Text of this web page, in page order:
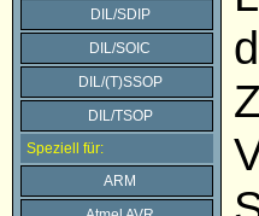
DIL/SDIP
DIL/SOIC
DIL/(T)SSOP
DIL/TSOP
Speziell für:
ARM